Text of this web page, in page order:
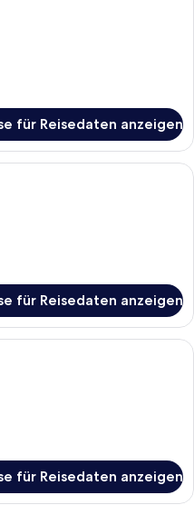
für Reisedaten anzeigen
moderne Küche mit weißer
für Reisedaten anzeigen
Hotelzimmer mit Bett,
für Reisedaten anzeigen